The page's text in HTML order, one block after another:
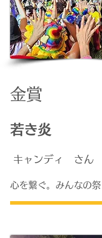
金賞
若き炎
​キャンディ さん
心を繋ぐ。みんなの祭